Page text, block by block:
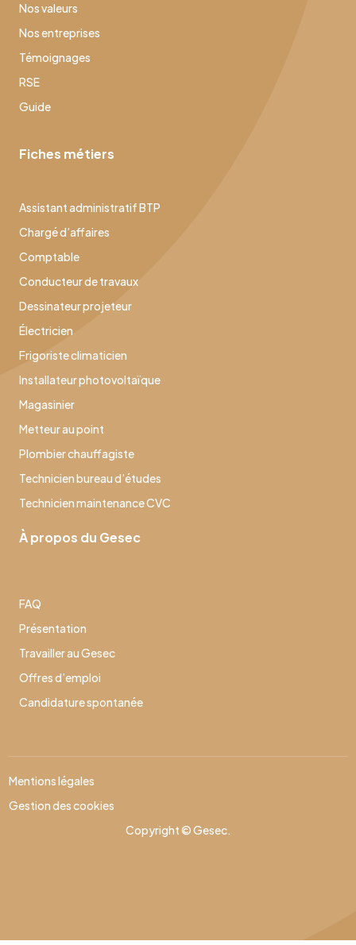
Nos valeurs
Nos entreprises
Témoignages
RSE
Guide
Fiches métiers
Assistant administratif BTP
Chargé d’affaires
Comptable
Conducteur de travaux
Dessinateur projeteur
Électricien
Frigoriste climaticien
Installateur photovoltaïque
Magasinier
Metteur au point
Plombier chauffagiste
Technicien bureau d’études
Technicien maintenance CVC
À propos du Gesec
FAQ
Présentation
Travailler au Gesec
Offres d’emploi
Candidature spontanée
Copyright © Gesec.
Mentions légales
Gestion des cookies